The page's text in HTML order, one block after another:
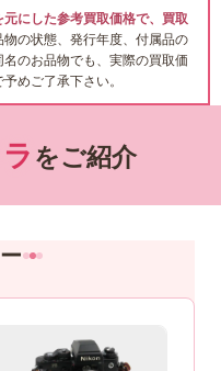
にした参考買取価格で、買取
物の状態、発行年度、付属品の
のお品物でも、実際の買取価
めご了承下さい。
をご紹介